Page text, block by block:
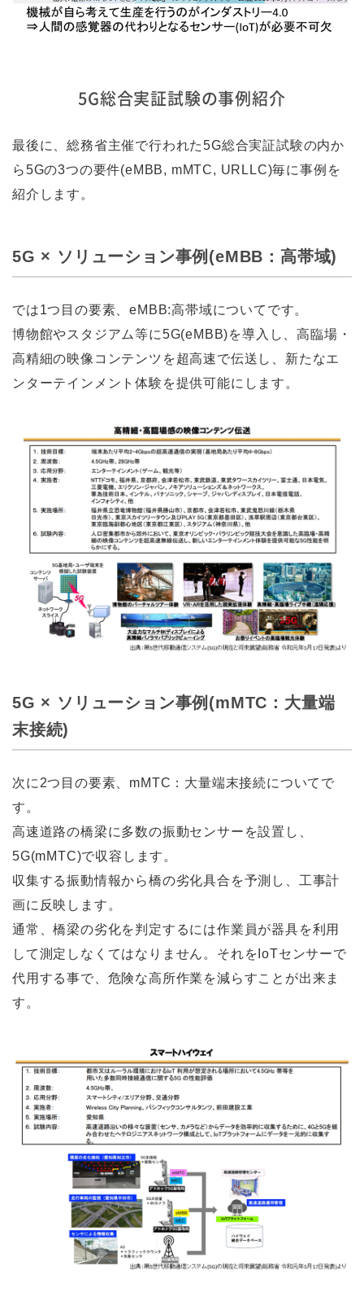
5G総合実証試験の事例紹介
最後に、総務省主催で行われた5G総合実証試験の内か
ら5Gの3つの要件(eMBB, mMTC, URLLC)毎に事例を
紹介します。
5G × ソリューション事例(eMBB：高帯域)
では1つ目の要素、eMBB:高帯域についてです。
博物館やスタジアム等に5G(eMBB)を導入し、高臨場・
高精細の映像コンテンツを超高速で伝送し、新たなエ
ンターテインメント体験を提供可能にします。
5G × ソリューション事例(mMTC：大量端
末接続)
次に2つ目の要素、mMTC：大量端末接続についてで
す。
高速道路の橋梁に多数の振動センサーを設置し、
5G(mMTC)で収容します。
収集する振動情報から橋の劣化具合を予測し、工事計
画に反映します。
通常、橋梁の劣化を判定するには作業員が器具を利用
して測定しなくてはなりません。それをIoTセンサーで
代用する事で、危険な高所作業を減らすことが出来ま
す。